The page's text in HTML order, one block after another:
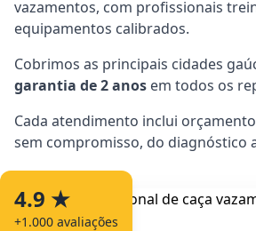
4.9 ★
+1.000 avaliações
vazamentos, com profissionais
equipamentos calibrados.
Cobrimos as principais cidades
garantia de 2 anos em todos os
Cada atendimento inclui
sem compromisso, do diagnóstico